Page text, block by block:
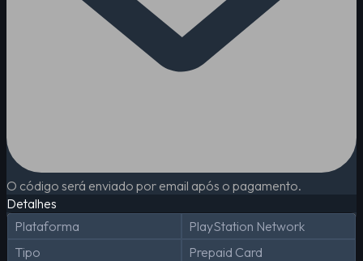
O código será enviado por email após o pagamento.
Detalhes
Plataforma
PlayStation Network
Tipo
Prepaid Card